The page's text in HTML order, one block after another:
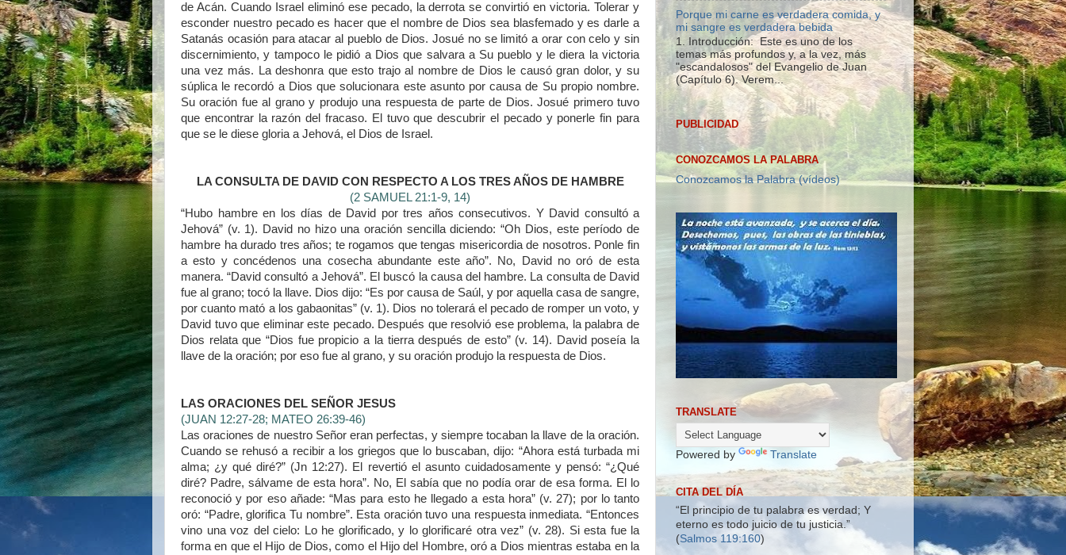
de Acán. Cuando Israel eliminó ese pecado, la derrota se convirtió en victoria. Tolerar y
esconder nuestro pecado es hacer que el nombre de Dios sea blasfemado y es darle a
Satanás ocasión para atacar al pueblo de Dios. Josué no se limitó a orar con celo y sin
discernimiento, y tampoco le pidió a Dios que salvara a Su pueblo y le diera la victoria
una vez más. La deshonra que esto trajo al nombre de Dios le causó gran dolor, y su
súplica le recordó a Dios que solucionara este asunto por causa de Su propio nombre.
Su oración fue al grano y produjo una respuesta de parte de Dios. Josué primero tuvo
que encontrar la razón del fracaso. El tuvo que descubrir el pecado y ponerle fin para
que se le diese gloria a Jehová, el Dios de Israel.
LA CONSULTA DE DAVID CON RESPECTO A LOS TRES AÑOS DE HAMBRE
(2 SAMUEL 21:1-9, 14)
“Hubo hambre en los días de David por tres años consecutivos. Y David consultó a
Jehová” (v. 1). David no hizo una oración sencilla diciendo: “Oh Dios, este período de
hambre ha durado tres años; te rogamos que tengas misericordia de nosotros. Ponle fin
a esto y concédenos una cosecha abundante este año”. No, David no oró de esta
manera. “David consultó a Jehová”. El buscó la causa del hambre. La consulta de David
fue al grano; tocó la llave. Dios dijo: “Es por causa de Saúl, y por aquella casa de sangre,
por cuanto mató a los gabaonitas” (v. 1). Dios no tolerará el pecado de romper un voto, y
David tuvo que eliminar este pecado. Después que resolvió ese problema, la palabra de
Dios relata que “Dios fue propicio a la tierra después de esto” (v. 14). David poseía la
llave de la oración; por eso fue al grano, y su oración produjo la respuesta de Dios.
LAS ORACIONES DEL SEÑOR JESUS
(JUAN 12:27-28; MATEO 26:39-46)
Las oraciones de nuestro Señor eran perfectas, y siempre tocaban la llave de la oración.
Cuando se rehusó a recibir a los griegos que lo buscaban, dijo: “Ahora está turbada mi
alma; ¿y qué diré?” (Jn 12:27). El revertió el asunto cuidadosamente y pensó: “¿Qué
diré? Padre, sálvame de esta hora”. No, El sabía que no podía orar de esa forma. El lo
reconoció y por eso añade: “Mas para esto he llegado a esta hora” (v. 27); por lo tanto
oró: “Padre, glorifica Tu nombre”. Esta oración tuvo una respuesta inmediata. “Entonces
vino una voz del cielo: Lo he glorificado, y lo glorificaré otra vez” (v. 28). Si esta fue la
forma en que el Hijo de Dios, como el Hijo del Hombre, oró a Dios mientras estaba en la
Porque mi carne es verdadera comida, y
mi sangre es verdadera bebida
1. Introducción: Este es uno de los
temas más profundos y, a la vez, más
"escandalosos" del Evangelio de Juan
(Capítulo 6). Verem...
PUBLICIDAD
CONOZCAMOS LA PALABRA
Conozcamos la Palabra (vídeos)
TRANSLATE
Powered by Translate
CITA DEL DÍA
“El principio de tu palabra es verdad; Y
eterno es todo juicio de tu justicia.”
(Salmos 119:160)